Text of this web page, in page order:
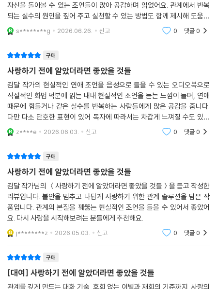
자신을 돌아볼 수 있는 조언들이 많아 공감하며 읽었어요. 관계에서 반복
되는 실수의 원인을 짚어 주고 실천할 수 있는 방법도 함께 제시해 도움이
되었습니다. 연애를 앞두고 있거나 관계 때문에 고민하는 사람들에게 한
번쯤 추천하고 싶은
s********g 2026.06.26. 신고 0 댓글0
구매
사랑하기 전에 알았더라면 좋았을 것들
김달 작가의 현실적인 연애 조언을 음성으로 들을 수 있는 오디오북으로
직설적인 화법 덕분에 읽는 내내 현실적인 조언을 듣는 느낌이 들며, 연애
때문에 힘들거나 같은 실수를 반복하는 사람들에게 많은 공감을 줍니다.
다만 다소 단호한 표현이 있어 독자에 따라서는 차갑게 느껴질 수도 있습
니다.z****e 2026.06.03. 신고 0 댓글0
구매
사랑하기 전에 알았더라면 좋았을 것들
김달 작가님의 ＜사랑하기 전에 알았더라면 좋았을 것들＞을 듣고 작성한
리뷰입니다. 불안을 멈추고 나답게 사랑하기 위한 관계 솔루션을 담은 작
품입니다. 관계의 본질을 꿰뚫는 현실적인 조언을 들을 수 있어서 좋았어
요. 다시 사랑을 시작해보려는 분들에게 추천해요.
j********z 2026.05.03. 신고 0 댓글0
구매
[대여] 사랑하기 전에 알았더라면 좋았을 것들
관계를 깊게 만드는 대화 기술, 후회 없는 이별과 재회의 기준까지. 사랑의